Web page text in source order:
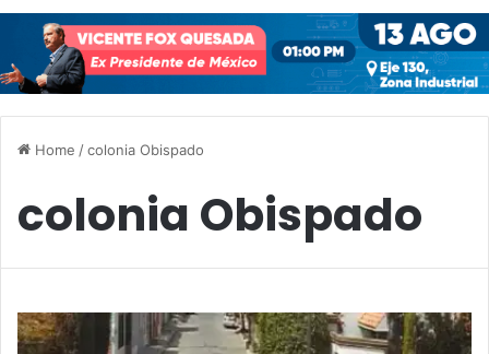
Home /colonia Obispado
colonia Obispado